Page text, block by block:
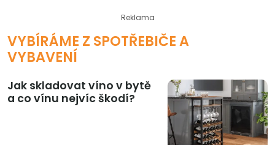
Reklama
VYBÍRÁME Z SPOTŘEBIČE A
VYBAVENÍ
Jak skladovat víno v bytě
a co vínu nejvíc škodí?